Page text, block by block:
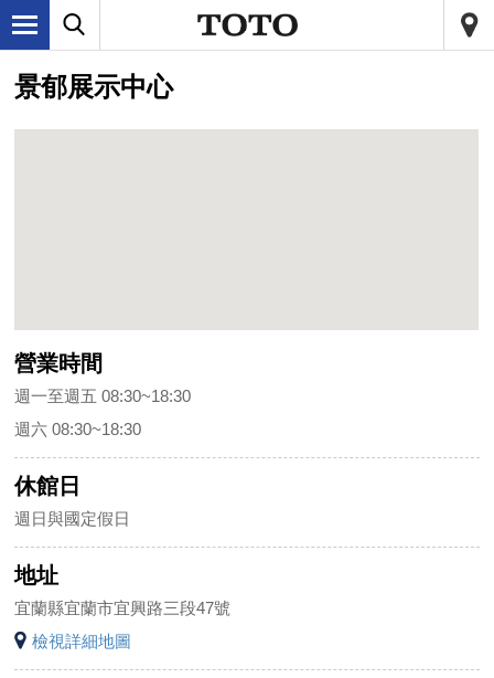
景郁展示中心
營業時間
週一至週五 08:30~18:30
週六 08:30~18:30
休館日
週日與國定假日
地址
宜蘭縣宜蘭市宜興路三段47號
檢視詳細地圖